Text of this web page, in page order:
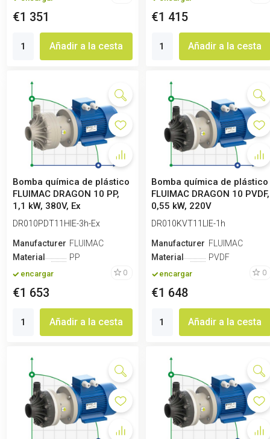
€1 351
Añadir a la cesta
€1 415
Añadir a la cesta
Bomba química de plástico
FLUIMAC DRAGON 10 PP,
1,1 kW, 380V, Ex
DR010PDT11HIE-3h-Ex
ManufactureroFLUIMAC
Material
PP
encargar 0
€1 653
Añadir a la cesta
Bomba química de plástico
FLUIMAC DRAGON 10 PVDF,
0,55 kW, 220V
DR010KVT11LIE-1h
ManufactureroFLUIMAC
Material
PVDF
encargar 0
€1 648
Añadir a la cesta